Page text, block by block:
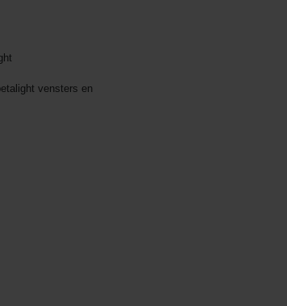
vensters en